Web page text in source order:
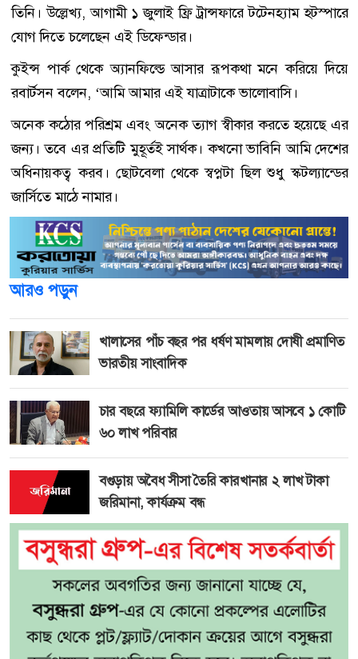
তিনি। উল্লেখ্য, আগামী ১ জুলাই ফ্রি ট্রান্সফারে টটেনহ্যাম হটস্পারে
যোগ দিতে চলেছেন এই ডিফেন্ডার।
কুইন্স পার্ক থেকে অ্যানফিল্ডে আসার রূপকথা মনে করিয়ে দিয়ে
রবার্টসন বলেন, ‘আমি আমার এই যাত্রাটাকে ভালোবাসি।
অনেক কঠোর পরিশ্রম এবং অনেক ত্যাগ স্বীকার করতে হয়েছে এর
জন্য। তবে এর প্রতিটি মুহূর্তই সার্থক। কখনো ভাবিনি আমি দেশের
অধিনায়কত্ব করব। ছোটবেলা থেকে স্বপ্নটা ছিল শুধু স্কটল্যান্ডের
জার্সিতে মাঠে নামার।
আরও পড়ুন
খালাসের পাঁচ বছর পর ধর্ষণ মামলায় দোষী প্রমাণিত
ভারতীয় সাংবাদিক
চার বছরে ফ্যামিলি কার্ডের আওতায় আসবে ১ কোটি
৬০ লাখ পরিবার
বগুড়ায় অবৈধ সীসা তৈরি কারখানার ২ লাখ টাকা
জরিমানা, কার্যক্রম বন্ধ